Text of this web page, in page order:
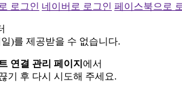
로그인 네이버로 로그인 페이스북으로
)를 제공받을 수 없습니다.
연결 관리 페이지 에서
기 후 다시 시도해 주세요.